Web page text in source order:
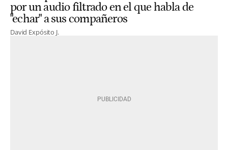
por un audio filtrado en el que habla de
"echar" a sus compañeros
David Expósito J.